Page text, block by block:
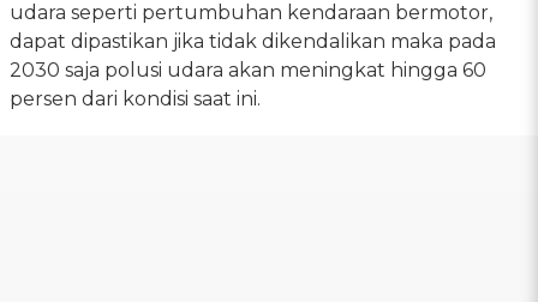
udara seperti pertumbuhan kendaraan bermotor,
dapat dipastikan jika tidak dikendalikan maka pada
2030 saja polusi udara akan meningkat hingga 60
persen dari kondisi saat ini.